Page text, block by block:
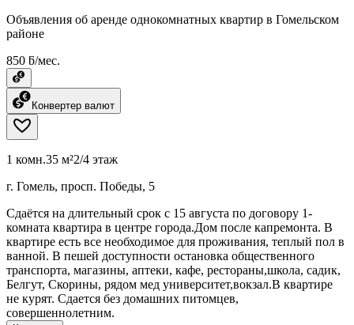
Объявления об аренде однокомнатных квартир в Гомельском
районе
850 ƃ/мес.
Конвертер валют
1 комн.35 м²2/4 этаж
г. Гомель, просп. Победы, 5
Сдаётся на длительный срок с 15 августа по договору 1-
комната квартира в центре города.Дом после капремонта. В
квартире есть все необходимое для проживания, теплый пол в
ванной. В пешей доступности остановка общественного
транспорта, магазины, аптеки, кафе, рестораны,школа, садик,
Белгут, Скорины, рядом мед университет,вокзал.В квартире
не курят. Сдается без домашних питомцев,
совершеннолетним.